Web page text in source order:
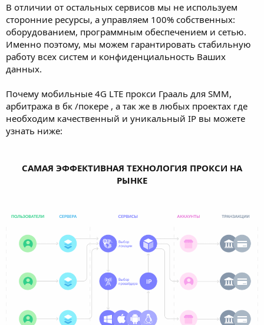
В отличии от остальных сервисов мы не используем
сторонние ресурсы, а управляем 100% собственных:
оборудованием, программным обеспечением и сетью.
Именно поэтому, мы можем гарантировать стабильную
работу всех систем и конфиденциальность Ваших
данных.
Почему мобильные 4G LTE прокси Грааль для SMM,
арбитража в бк /покере , а так же в любых проектах где
необходим качественный и уникальный IP вы можете
узнать ниже:
САМАЯ ЭФФЕКТИВНАЯ ТЕХНОЛОГИЯ ПРОКСИ НА
РЫНКЕ